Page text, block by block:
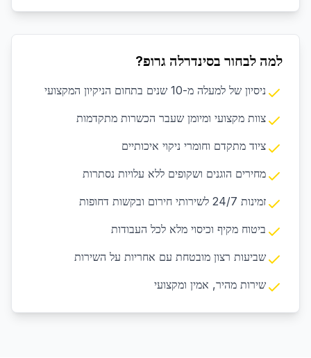
למה לבחור בסינדרלה גרופ?
ניסיון של למעלה מ-10 שנים בתחום הניקיון המקצועי
צוות מקצועי ומיומן שעבר הכשרות מתקדמות
ציוד מתקדם וחומרי ניקוי איכותיים
מחירים הוגנים ושקופים ללא עלויות נסתרות
זמינות 24/7 לשירותי חירום ובקשות דחופות
ביטוח מקיף וכיסוי מלא לכל העבודות
שביעות רצון מובטחת עם אחריות על השירות
שירות מהיר, אמין ומקצועי